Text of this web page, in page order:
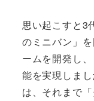
思い起こすと3
のミニバン」
ームを開発し
能を実現しま
は、それまで